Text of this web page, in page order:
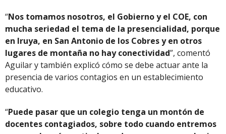
“Nos tomamos nosotros, el Gobierno y el COE, con
mucha seriedad el tema de la presencialidad, porque
en Iruya, en San Antonio de los Cobres y en otros
lugares de montaña no hay conectividad”, comentó
Aguilar y también explicó cómo se debe actuar ante la
presencia de varios contagios en un establecimiento
educativo.
“Puede pasar que un colegio tenga un montón de
docentes contagiados, sobre todo cuando entremos